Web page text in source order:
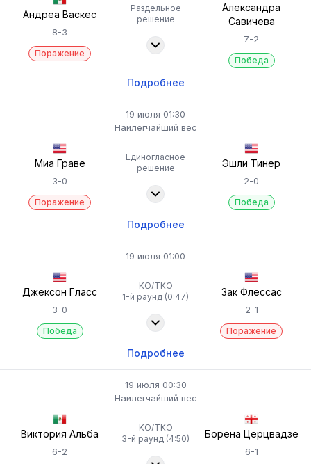
Андреа Васкес
8-3
Поражение
Раздельное
решение
Александра
Савичева
7-2
Победа
Подробнее
19 июля 01:30
Наилегчайший вес
Миа Граве
3-0
Поражение
Единогласное
решение
Эшли Тинер
2-0
Победа
Подробнее
19 июля 01:00
Джексон Гласс
3-0
Победа
KO/TKO
1-й раунд (0:47)
Зак Флессас
2-1
Поражение
Подробнее
19 июля 00:30
Наилегчайший вес
Виктория Альба
6-2
KO/TKO
3-й раунд (4:50)
Борена Церцвадзе
6-1